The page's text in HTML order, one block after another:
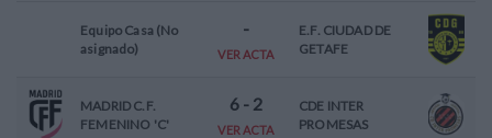
Equipo Casa (No
asignado)
-
VER ACTA
E.F. CIUDAD DE
GETAFE
MADRID C.F.
FEMENINO 'C'
6- 2
VER ACTA
CDE INTER
PROMESAS